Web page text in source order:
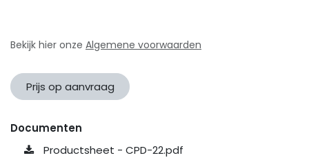
Bekijk hier onze Algemene voorwaarden
Prijs op aanvraag
Documenten
Productsheet - CPD-22.pdf